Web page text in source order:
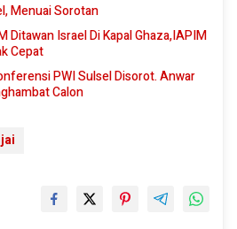
Menuai Sorotan
Israel Di Kapal Ghaza,IAPIM
Cepat
PWI Sulsel Disorot. Anwar
Calon